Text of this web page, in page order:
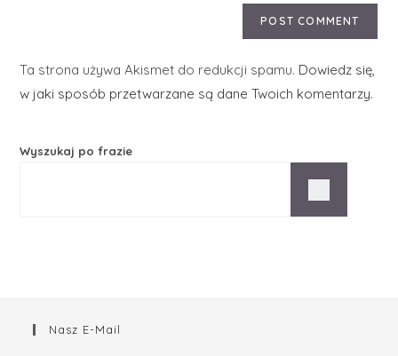
Ta strona używa Akismet do redukcji spamu. Dowiedz się,
w jaki sposób przetwarzane są dane Twoich komentarzy.
Wyszukaj po frazie
Nasz E-Mail